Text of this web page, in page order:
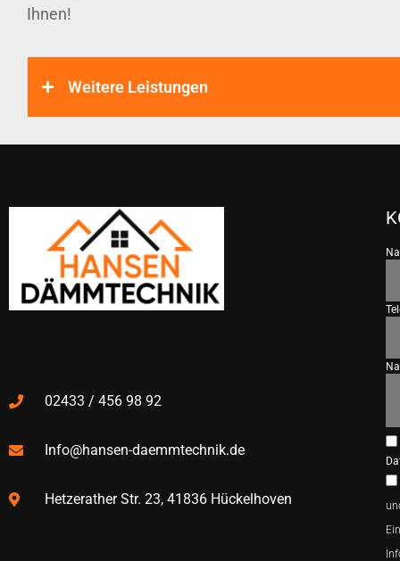
Ihnen!
Weitere Leistungen
02433 / 456 98 92
Info@hansen-daemmtechnik.de
Hetzerather Str. 23, 41836 Hückelhoven